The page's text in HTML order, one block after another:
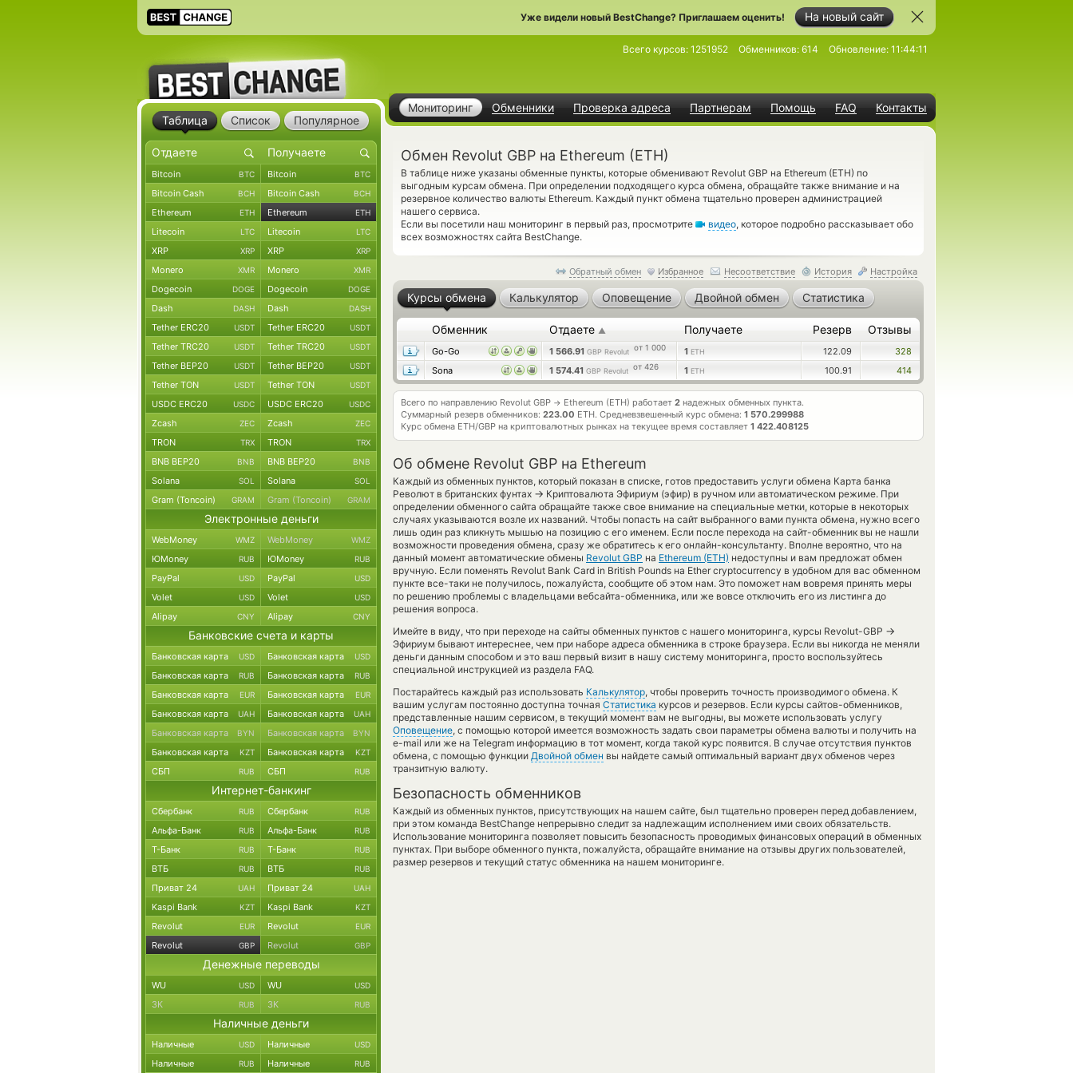
На новый сайт
Уже видели новый BestChange? Приглашаем оценить!
Мониторинг Обменники Проверка адреса Партнерам Помощь FAQ Контакты
Всего курсов: 1251952 Обменников: 614 Обновление: 11:44:11
Обмен Revolut GBP на Ethereum (ETH)
В таблице ниже указаны обменные пункты, которые обменивают Revolut GBP на Ethereum (ETH) по
выгодным курсам обмена. При определении подходящего курса обмена, обращайте также внимание и на
резервное количество валюты Ethereum. Каждый пункт обмена тщательно проверен администрацией
нашего сервиса.
Если вы посетили наш мониторинг в первый раз, просмотрите
видео, которое подробно рассказывает обо
всех возможностях сайта BestChange.
Обратный обмен Избранное Несоответствие История Настройка
Курсы обмена Калькулятор Оповещение Двойной обмен Статистика
Обменник Отдаете ▲ Получаете Резерв Отзывы
Go-Go 1 566.91 GBP Revolut от 1 000 1 ETH 122.09
328
Sona
1 574.41 GBP Revolut от 426 1 ETH 100.91 414
Всего по направлению Revolut GBP → Ethereum (ETH) работает 2 надежных обменных пункта.
Суммарный резерв обменников: 223.00 ETH. Средневзвешенный курс обмена: 1 570.299988
Курс обмена ETH/GBP на криптовалютных рынках на текущее время составляет 1 422.408125
Об обмене Revolut GBP на Ethereum
Каждый из обменных пунктов, который показан в списке, готов предоставить услуги обмена Карта банка
Револют в британских фунтах → Криптовалюта Эфириум (эфир) в ручном или автоматическом режиме. При
определении обменного сайта обращайте также свое внимание на специальные метки, которые в некоторых
случаях указываются возле их названий. Чтобы попасть на сайт выбранного вами пункта обмена, нужно всего
лишь один раз кликнуть мышью на позицию с его именем. Если после перехода на сайт-обменник вы не нашли
возможности проведения обмена, сразу же обратитесь к его онлайн-консультанту. Вполне вероятно, что на
данный момент автоматические обмены Revolut GBP на Ethereum (ETH) недоступны и вам предложат обмен
вручную. Если поменять Revolut Bank Card in British Pounds на Ether cryptocurrency в удобном для вас обменном
пункте все-таки не получилось, пожалуйста, сообщите об этом нам. Это поможет нам вовремя принять меры
по решению проблемы с владельцами вебсайта-обменника, или же вовсе отключить его из листинга до
решения вопроса.
Имейте в виду, что при переходе на сайты обменных пунктов с нашего мониторинга, курсы Revolut-GBP →
Эфириум бывают интереснее, чем при наборе адреса обменника в строке браузера. Если вы никогда не меняли
деньги данным способом и это ваш первый визит в нашу систему мониторинга, просто воспользуйтесь
специальной инструкцией из раздела FAQ.
Постарайтесь каждый раз использовать Калькулятор, чтобы проверить точность производимого обмена. К
вашим услугам постоянно доступна точная Статистика курсов и резервов. Если курсы сайтов-обменников,
представленные нашим сервисом, в текущий момент вам не выгодны, вы можете использовать услугу
Оповещение, с помощью которой имеется возможность задать свои параметры обмена валюты и получить на
e-mail или же на Telegram информацию в тот момент, когда такой курс появится. В случае отсутствия пунктов
обмена, с помощью функции Двойной обмен вы найдете самый оптимальный вариант двух обменов через
транзитную валюту.
Безопасность обменников
Каждый из обменных пунктов, присутствующих на нашем сайте, был тщательно проверен перед добавлением,
при этом команда BestChange непрерывно следит за надлежащим исполнением ими своих обязательств.
Использование мониторинга позволяет повысить безопасность проводимых финансовых операций в обменных
пунктах. При выборе обменного пункта, пожалуйста, обращайте внимание на отзывы других пользователей,
размер резервов и текущий статус обменника на нашем мониторинге.
Таблица Список Популярное
Bitcoin BTC Bitcoin BTC
Bitcoin Cash BCH Bitcoin Cash BCH
Ethereum ETH Ethereum ETH
Litecoin LTC Litecoin LTC
XRP XRP XRP XRP
Monero XMR Monero XMR
Dogecoin DOGE Dogecoin DOGE
Dash DASH Dash DASH
Tether ERC20 USDT Tether ERC20 USDT
Tether TRC20 USDT Tether TRC20 USDT
Tether BEP20 USDT Tether BEP20 USDT
Tether TON USDT Tether TON USDT
USDC ERC20 USDC USDC ERC20 USDC
Zcash ZEC Zcash ZEC
TRON TRX TRON TRX
BNB BEP20 BNB BNB BEP20 BNB
Solana SOL Solana SOL
Gram (Toncoin) GRAM Gram (Toncoin) GRAM
Электронные деньги
WebMoney WMZ WebMoney WMZ
ЮMoney RUB ЮMoney RUB
PayPal USD PayPal USD
Volet USD Volet USD
Alipay CNY Alipay CNY
Банковские счета и карты
Банковская карта USD Банковская карта USD
Банковская карта RUB Банковская карта RUB
Банковская карта EUR Банковская карта EUR
Банковская карта UAH Банковская карта UAH
Банковская карта BYN Банковская карта BYN
Банковская карта KZT Банковская карта KZT
СБП RUB СБП RUB
Интернет-банкинг
Сбербанк RUB Сбербанк RUB
Альфа-Банк RUB Альфа-Банк RUB
Т-Банк RUB Т-Банк RUB
ВТБ RUB ВТБ RUB
Приват 24 UAH Приват 24 UAH
Kaspi Bank KZT Kaspi Bank KZT
Revolut EUR Revolut EUR
Revolut GBP Revolut GBP
Денежные переводы
WU USD WU USD
ЗК RUB ЗК RUB
Наличные деньги
Наличные USD Наличные USD
Наличные RUB Наличные RUB